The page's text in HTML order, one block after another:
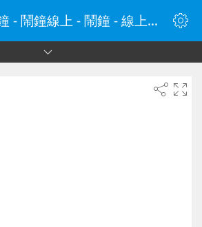
上午7:23鬧鐘 - 鬧鐘線上 - 鬧鐘 - 線上鬧鐘 - 在線鬧鐘 - 鬧鐘在線 - naozhong.tw